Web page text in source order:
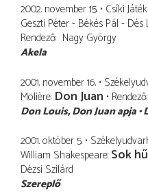
2002. november 15. Csíki
Geszti Péter - Békés Pál - Dés
Rendező Nagy György
Akela
2001. november 16.
Molière Don Juan Rendező
Don Louis Don Juan apja
2001. október 5.
William Shakespeare Sok
Dézsi Szilárd
Szereplő